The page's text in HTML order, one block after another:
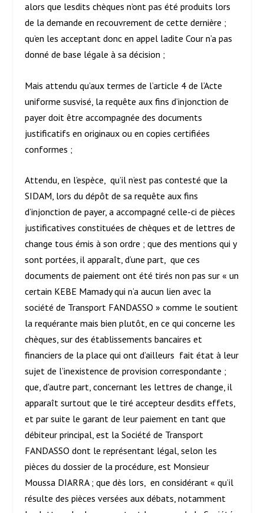
alors que lesdits chèques n’ont pas été produits lors
de la demande en recouvrement de cette dernière ;
qu’en les acceptant donc en appel ladite Cour n’a pas
donné de base légale à sa décision ;
Mais attendu qu’aux termes de l’article 4 de l’Acte
uniforme susvisé, la requête aux fins d’injonction de
payer doit être accompagnée des documents
justificatifs en originaux ou en copies certifiées
conformes ;
Attendu, en l’espèce, qu’il n’est pas contesté que la
SIDAM, lors du dépôt de sa requête aux fins
d’injonction de payer, a accompagné celle-ci de pièces
justificatives constituées de chèques et de lettres de
change tous émis à son ordre ; que des mentions qui y
sont portées, il apparaît, d’une part, que ces
documents de paiement ont été tirés non pas sur « un
certain KEBE Mamady qui n’a aucun lien avec la
société de Transport FANDASSO » comme le soutient
la requérante mais bien plutôt, en ce qui concerne les
chèques, sur des établissements bancaires et
financiers de la place qui ont d’ailleurs fait état à leur
sujet de l’inexistence de provision correspondante ;
que, d’autre part, concernant les lettres de change, il
apparaît surtout que le tiré accepteur desdits effets,
et par suite le garant de leur paiement en tant que
débiteur principal, est la Société de Transport
FANDASSO dont le représentant légal, selon les
pièces du dossier de la procédure, est Monsieur
Moussa DIARRA ; que dès lors, en considérant « qu’il
résulte des pièces versées aux débats, notamment